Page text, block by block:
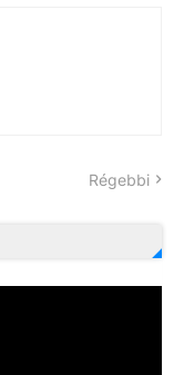
Régebbi